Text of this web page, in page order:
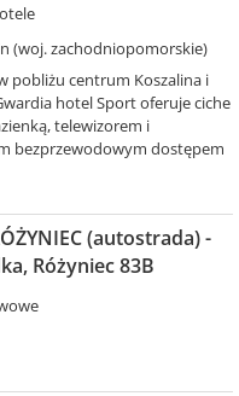
(woj. zachodniopomorskie)
pobliżu centrum Koszalina i
hotel Sport oferuje ciche
telewizorem i
bezprzewodowym dostępem
(autostrada) -
Różyniec 83B